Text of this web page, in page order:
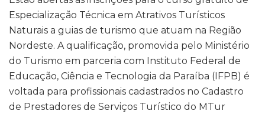
Especialização Técnica em Atrativos Turísticos
Naturais a guias de turismo que atuam na Região
Nordeste. A qualificação, promovida pelo Ministério
do Turismo em parceria com Instituto Federal de
Educação, Ciência e Tecnologia da Paraíba (IFPB) é
voltada para profissionais cadastrados no Cadastro
de Prestadores de Serviços Turístico do MTur